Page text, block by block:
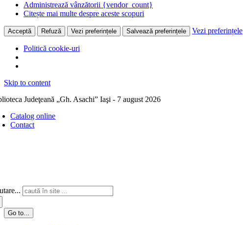
Administrează vânzătorii {vendor_count}
Citește mai multe despre aceste scopuri
Acceptă Refuză Vezi preferințele Salvează preferințele Vezi preferințele
Politică cookie-uri
Skip to content
Judeţeană „Gh. Asachi” Iaşi - 7 august 2026
Catalog online
Contact
Go to...